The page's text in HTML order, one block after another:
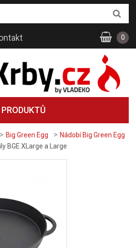
> Big Green Egg > Nádobí Big Green Egg
BGE XLarge a Large
0